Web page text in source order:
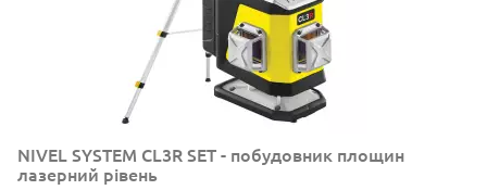
NIVEL SYSTEM CL3R SET - побудовник площин
лазерний рівень